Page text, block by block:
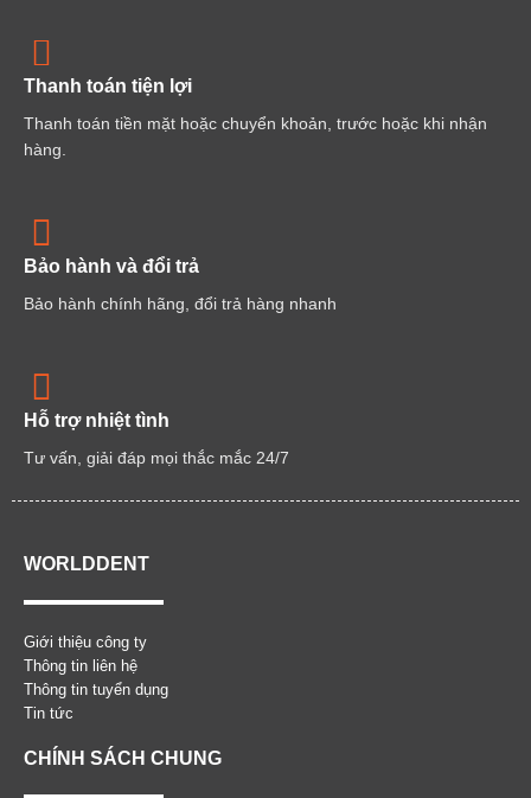
Thanh toán tiện lợi
Thanh toán tiền mặt hoặc chuyển khoản, trước hoặc khi nhận
hàng.
Bảo hành và đổi trả
Bảo hành chính hãng, đổi trả hàng nhanh
Hỗ trợ nhiệt tình
Tư vấn, giải đáp mọi thắc mắc 24/7
WORLDDENT
Giới thiệu công ty
Thông tin liên hệ
Thông tin tuyển dụng
Tin tức
CHÍNH SÁCH CHUNG